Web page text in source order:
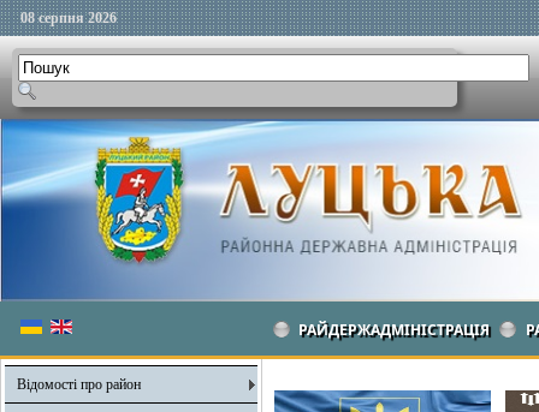
08 серпня 2026
РАЙДЕРЖАДМІНІСТРАЦІЯ
Відомості про район